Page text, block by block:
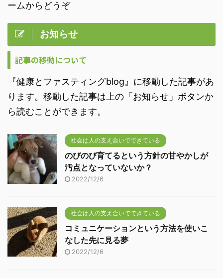
ームからどうぞ
お知らせ
記事の移動について
『健康とファスティングblog』に移動した記事があ
ります。移動した記事は上の「お知らせ」ボタンか
ら読むことができます。
社会は人の支え合いでできている
のびのび育てるという方針の甘やかしが
汚点となっていないか？
2022/12/6
社会は人の支え合いでできている
コミュニケーションという方法を使いこ
なした先に見る夢
2022/12/6